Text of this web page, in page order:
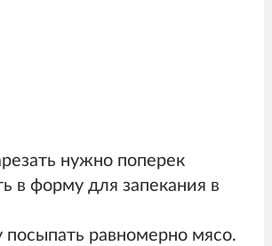
нужно поперек
в форму для запекания в
равномерно мясо.